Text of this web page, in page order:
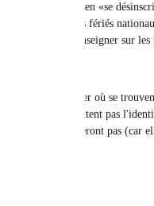
nos partenaires. Si vous ne
nous cesserons de vous
Nous pouvons utiliser
ou les liens dans le courrier